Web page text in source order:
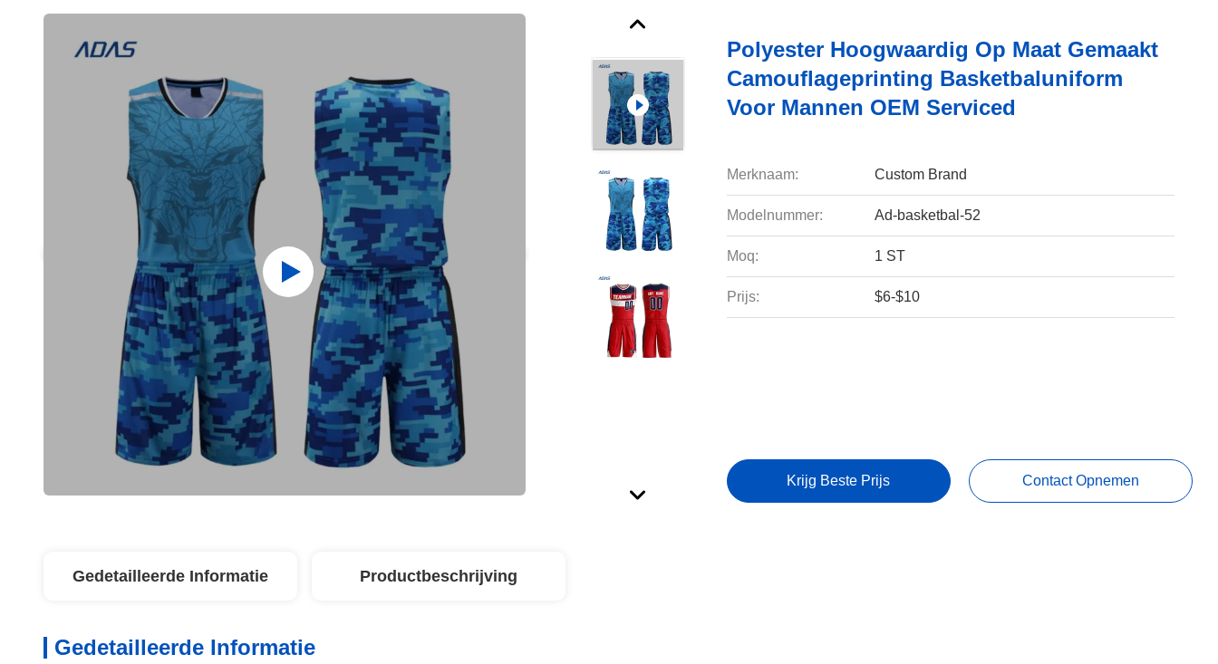
Polyester Hoogwaardig Op Maat Gemaakt
Camouflageprinting Basketbaluniform
Voor Mannen OEM Serviced
Merknaam: Custom Brand
Modelnummer: Ad-basketbal-52
Moq: 1 ST
Prijs: $6-$10
Krijg Beste Prijs Contact Opnemen
Gedetailleerde Informatie Productbeschrijving
Gedetailleerde Informatie